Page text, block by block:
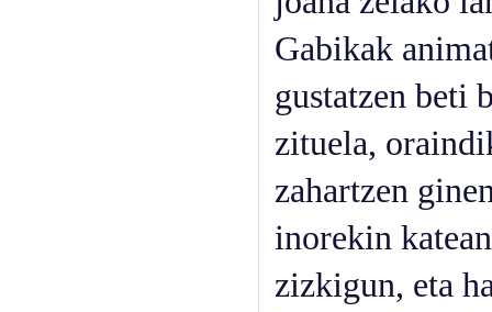
Gabikak
gustatzen beti
zituela,
zahartzen
inorekin
zizkigun, eta